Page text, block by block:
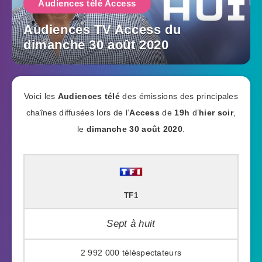
Audiences télé Access
Audiences TV Access du
dimanche 30 août 2020
Voici les Audiences télé des émissions des principales
chaînes diffusées lors de l’Access de 19h d’hier soir,
le dimanche 30 août 2020.
TF1
Sept à huit
2 992 000